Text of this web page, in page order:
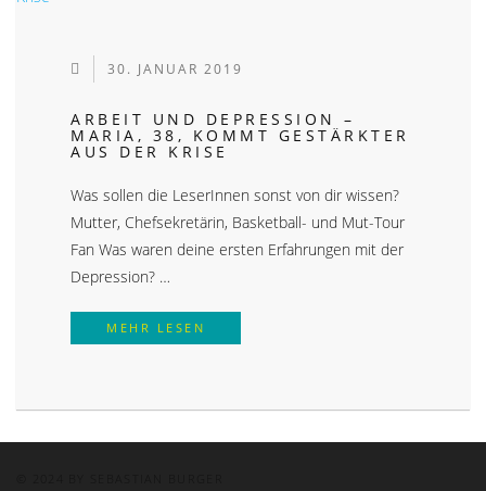
30. JANUAR 2019
ARBEIT UND DEPRESSION –
MARIA, 38, KOMMT GESTÄRKTER
AUS DER KRISE
Was sollen die LeserInnen sonst von dir wissen?
Mutter, Chefsekretärin, Basketball- und Mut-Tour
Fan Was waren deine ersten Erfahrungen mit der
Depression? …
MEHR LESEN